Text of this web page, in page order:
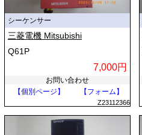
シーケンサー
三菱電機 Mitsubishi
Q61P
7,000円
お問い合わせ
【個別ページ】
【フォーム】
Z23112366